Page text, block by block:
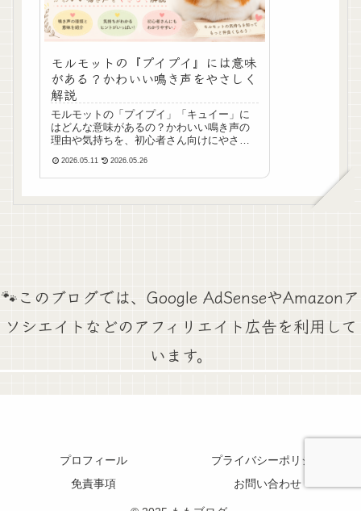
モルモットの『プイプイ』には意味
がある？かわいい鳴き声をやさしく
解説
モルモットの「プイプイ」「キュイー」に
はどんな意味があるの？かわいい鳴き声の
理由や気持ちを、初心者さん向けにやさし
っと楽しくなるヒントをご紹介♪
2026.05.11 2026.05.26
🐾このブログでは、Google AdSenseやAmazonア
ソシエイトなどのアフィリエイト広告を利用して
います。
プロフィール
プライバシーポリシー
免責事項
お問い合わせ